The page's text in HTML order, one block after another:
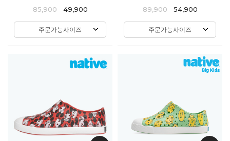
85,900 49,900
주문가능사이즈
89,900 54,900
주문가능사이즈